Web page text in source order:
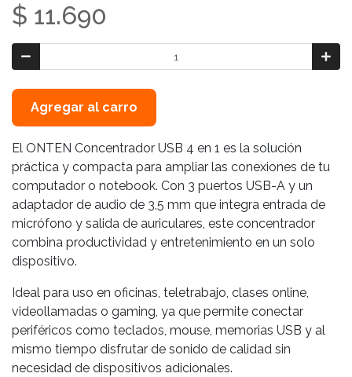
$ 11.690
Agregar al carro
El ONTEN Concentrador USB 4 en 1 es la solución
práctica y compacta para ampliar las conexiones de tu
computador o notebook. Con 3 puertos USB-A y un
adaptador de audio de 3,5 mm que integra entrada de
micrófono y salida de auriculares, este concentrador
combina productividad y entretenimiento en un solo
dispositivo.
Ideal para uso en oficinas, teletrabajo, clases online,
videollamadas o gaming, ya que permite conectar
periféricos como teclados, mouse, memorias USB y al
mismo tiempo disfrutar de sonido de calidad sin
necesidad de dispositivos adicionales.